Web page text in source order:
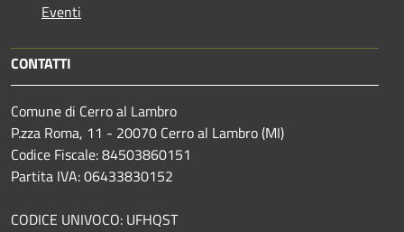
Eventi
CONTATTI
Comune di Cerro al Lambro
P.zza Roma, 11 - 20070 Cerro al Lambro (MI)
Codice Fiscale: 84503860151
Partita IVA: 06433830152
CODICE UNIVOCO: UFHQST